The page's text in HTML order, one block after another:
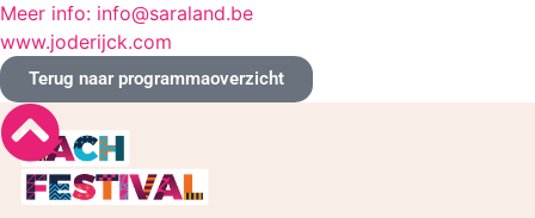
Meer info: info@saraland.be
www.joderijck.com
Terug naar programmaoverzicht